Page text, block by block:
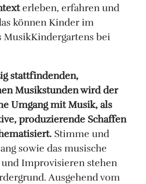
erleben, erfahren und
können Kinder im
MusikKindergartens bei
stattfindenden,
Musikstunden wird der
Umgang mit Musik, als
produzierende Schaffen
Stimme und
sowie das musische
Improvisieren stehen
Ausgehend vom